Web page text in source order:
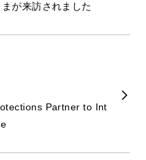
が来訪されました
Partner to Int